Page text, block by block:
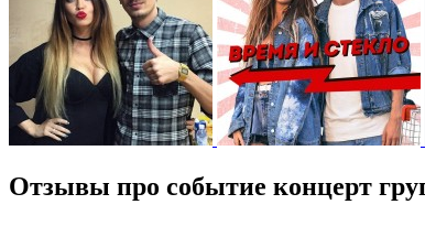
Отзывы про событие концерт